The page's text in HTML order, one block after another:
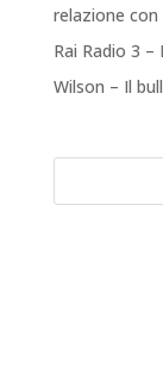
relazione
Rai Radio 3 –
Wilson – Il